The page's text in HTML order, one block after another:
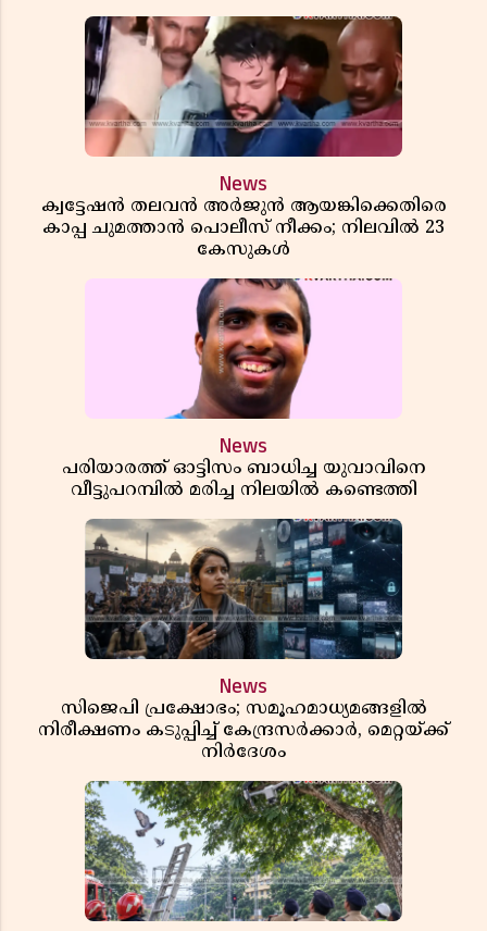
News
ക്വട്ടേഷൻ തലവൻ അർജുൻ ആയങ്കിക്കെതിരെ
കാപ്പ ചുമത്താൻ പൊലീസ് നീക്കം; നിലവിൽ 23
കേസുകൾ
News
പരിയാരത്ത് ഓട്ടിസം ബാധിച്ച യുവാവിനെ
വീട്ടുപറമ്പിൽ മരിച്ച നിലയിൽ കണ്ടെത്തി
News
സിജെപി പ്രക്ഷോഭം; സമൂഹമാധ്യമങ്ങളിൽ
നിരീക്ഷണം കടുപ്പിച്ച് കേന്ദ്രസർക്കാർ, മെറ്റയ്ക്ക്
നിർദേശം